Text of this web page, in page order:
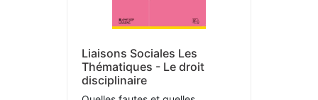
Liaisons Sociales Les
Thématiques - Le droit
disciplinaire